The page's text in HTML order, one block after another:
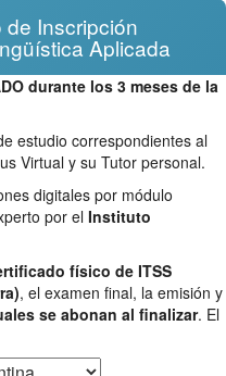
de Inscripción
Aplicada
durante los 3 meses de la
estudio correspondientes al
Virtual y su Tutor personal.
digitales por módulo
por elInstituto
físico de ITSS
, el examen final, la emisión y
se abonan al finalizar. El